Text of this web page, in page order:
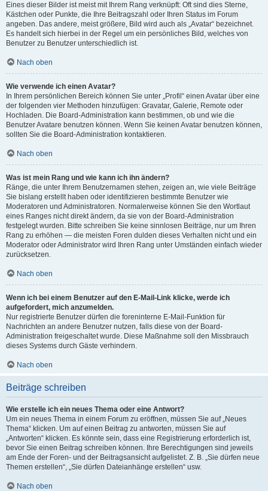
Eines dieser Bilder ist meist mit Ihrem Rang verknüpft: Oft sind dies Sterne,
Kästchen oder Punkte, die Ihre Beitragszahl oder Ihren Status im Forum
angeben. Das andere, meist größere, Bild wird auch als „Avatar“ bezeichnet.
Es handelt sich hierbei in der Regel um ein persönliches Bild, welches von
Benutzer zu Benutzer unterschiedlich ist.
Nach oben
Wie verwende ich einen Avatar?
In Ihrem persönlichen Bereich können Sie unter „Profil“ einen Avatar über eine
der folgenden vier Methoden hinzufügen: Gravatar, Galerie, Remote oder
Hochladen. Die Board-Administration kann bestimmen, ob und wie die
Benutzer Avatare benutzen können. Wenn Sie keinen Avatar benutzen können,
sollten Sie die Board-Administration kontaktieren.
Nach oben
Was ist mein Rang und wie kann ich ihn ändern?
Ränge, die unter Ihrem Benutzernamen stehen, zeigen an, wie viele Beiträge
Sie bislang erstellt haben oder identifizieren bestimmte Benutzer wie
Moderatoren und Administratoren. Normalerweise können Sie den Wortlaut
eines Ranges nicht direkt ändern, da sie von der Board-Administration
festgelegt wurden. Bitte schreiben Sie keine sinnlosen Beiträge, nur um Ihren
Rang zu erhöhen — die meisten Foren dulden dieses Verhalten nicht und ein
Moderator oder Administrator wird Ihren Rang unter Umständen einfach wieder
zurücksetzen.
Nach oben
Wenn ich bei einem Benutzer auf den E-Mail-Link klicke, werde ich
aufgefordert, mich anzumelden.
Nur registrierte Benutzer dürfen die foreninterne E-Mail-Funktion für
Nachrichten an andere Benutzer nutzen, falls diese von der Board-
Administration freigeschaltet wurde. Diese Maßnahme soll den Missbrauch
dieses Systems durch Gäste verhindern.
Nach oben
Beiträge schreiben
Wie erstelle ich ein neues Thema oder eine Antwort?
Um ein neues Thema in einem Forum zu eröffnen, müssen Sie auf „Neues
Thema“ klicken. Um auf einen Beitrag zu antworten, müssen Sie auf
„Antworten“ klicken. Es könnte sein, dass eine Registrierung erforderlich ist,
bevor Sie einen Beitrag schreiben können. Ihre Berechtigungen sind jeweils
am Ende der Foren- und der Beitragsansicht aufgelistet. Z. B. „Sie dürfen neue
Themen erstellen“, „Sie dürfen Dateianhänge erstellen“ usw.
Nach oben